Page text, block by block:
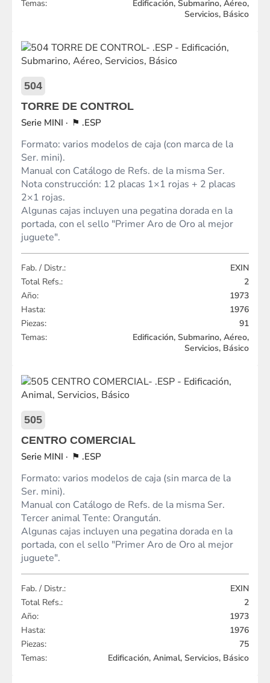
Temas:
Edificación, Submarino, Aéreo,
Servicios, Básico
504
TORRE DE CONTROL
MINI
.ESP
Formato: varios modelos de caja (con marca de la
Ser. mini).
Manual con Catálogo de Refs. de la misma Ser.
Nota construcción: 12 placas 1×1 rojas + 2 placas
2×1 rojas.
Algunas cajas incluyen una pegatina dorada en la
portada, con el sello "Primer Aro de Oro al mejor
juguete".
Fab. / Distr.:
EXIN
Total Refs.:
2
Año:
1973
Hasta:
1976
Piezas:
91
Temas:
Edificación, Submarino, Aéreo,
Servicios, Básico
505
CENTRO COMERCIAL
MINI
.ESP
Formato: varios modelos de caja (sin marca de la
Ser. mini).
Manual con Catálogo de Refs. de la misma Ser.
Tercer animal Tente: Orangután.
Algunas cajas incluyen una pegatina dorada en la
portada, con el sello "Primer Aro de Oro al mejor
juguete".
Fab. / Distr.:
EXIN
Total Refs.:
2
Año:
1973
Hasta:
1976
Piezas:
75
Temas:
Edificación, Animal, Servicios, Básico